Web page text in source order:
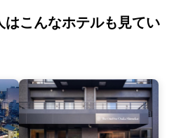
ジャパン(6.73km)
展望台(5.82km)
はこんなホテルも見てい